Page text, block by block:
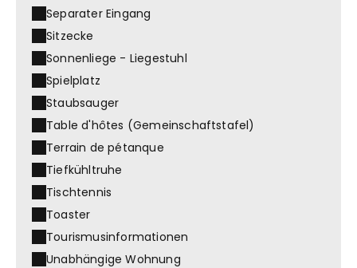
Separater Eingang
Sitzecke
Sonnenliege - Liegestuhl
Spielplatz
Staubsauger
Table d'hôtes (Gemeinschaftstafel)
Terrain de pétanque
Tiefkühltruhe
Tischtennis
Toaster
Tourismusinformationen
Unabhängige Wohnung